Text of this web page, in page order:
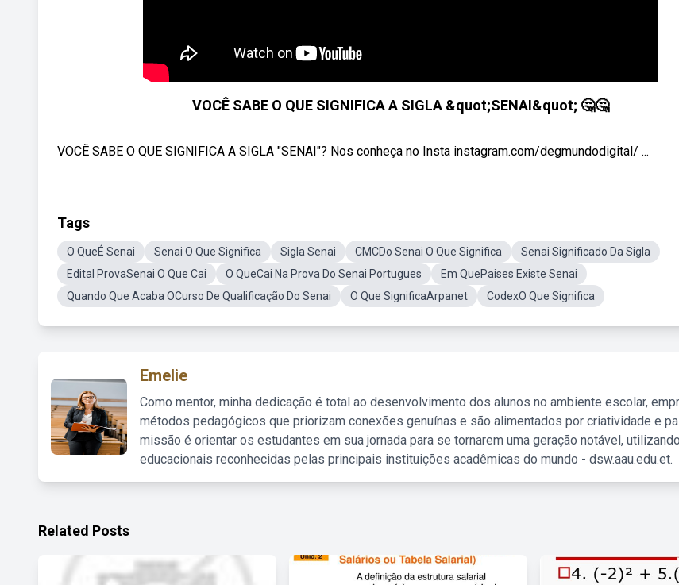
VOCÊ SABE O QUE SIGNIFICA A SIGLA &quot;SENAI&quot; 🤔🤔
VOCÊ SABE O QUE SIGNIFICA A SIGLA "SENAI"? Nos conheça no Insta instagram.com/degmundodigital/ ...
Tags
O QueÉ Senai Senai O Que Significa Sigla Senai CMCDo Senai O Que Significa
Senai Significado Da Sigla
Edital ProvaSenai O Que Cai
O QueCai Na Prova Do Senai Portugues
Em QuePaises Existe Senai
Quando Que Acaba OCurso De Qualificação Do Senai
O Que SignificaArpanet CodexO Que Significa
Emelie
Como mentor, minha dedicação é total ao desenvolvimento dos alunos no ambiente escolar,
métodos pedagógicos que priorizam conexões genuínas e são alimentados por criatividade e
missão é orientar os estudantes em sua jornada para se tornarem uma geração notável,
educacionais reconhecidas pelas principais instituições acadêmicas do mundo - dsw.aau.edu.et.
Related Posts